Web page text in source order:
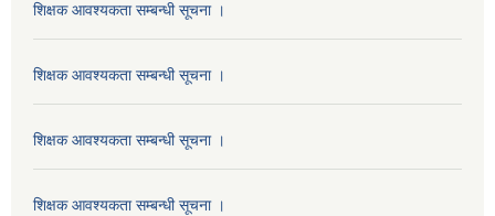
शिक्षक आवश्यकता सम्बन्धी सूचना ।
शिक्षक आवश्यकता सम्बन्धी सूचना ।
शिक्षक आवश्यकता सम्बन्धी सूचना ।
शिक्षक आवश्यकता सम्बन्धी सूचना ।